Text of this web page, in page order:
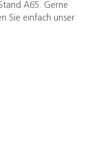
A65. Gerne
Sie einfach unser